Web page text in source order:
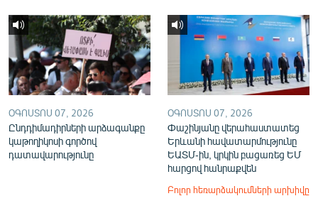
ՕԳՈՍՏՈՍ 07, 2026
Ընդդիմադիրների արձագանքը
կաթողիկոսի գործով
դատավարությունը
ՕԳՈՍՏՈՍ 07, 2026
Փաշինյանը վերահաստատեց
Երևանի հավատարմությունը
ԵԱՏՄ-ին, կրկին բացառեց ԵՄ
հարցով հանրաքվեն
Բոլոր հեռարձակումների արխիվը